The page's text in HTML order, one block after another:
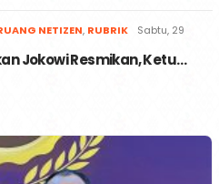
NETIZEN, RUBRIK
Sabtu, 29
Jokowi Resmikan, Ketu…